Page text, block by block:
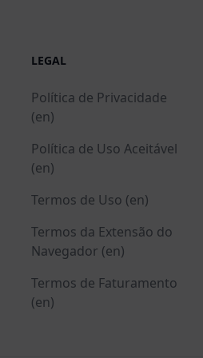
LEGAL
Política de Privacidade
(en)
Política de Uso Aceitável
(en)
Termos de Uso (en)
Termos da Extensão do
Navegador (en)
Termos de Faturamento
(en)